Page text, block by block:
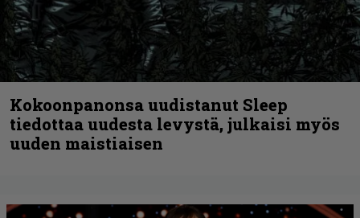
Kokoonpanonsa uudistanut Sleep
tiedottaa uudesta levystä, julkaisi myös
uuden maistiaisen